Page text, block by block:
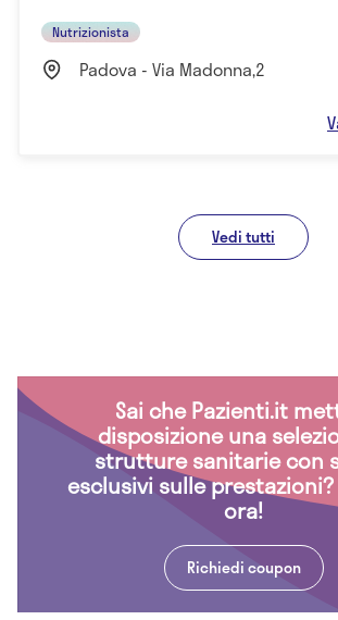
Nutrizionista
Padova - Via Madonna,2
Vedi tutti
Sai che Pazienti.it
disposizione una
strutture sanitarie con
esclusivi sulle
ora!
Richiedi coupon